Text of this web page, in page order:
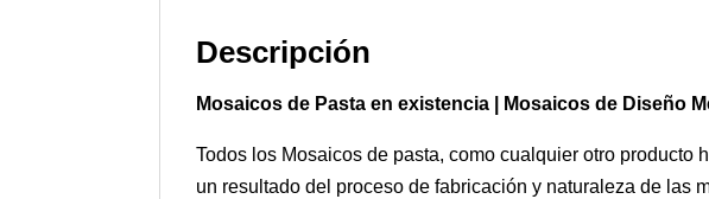
Descripción
Mosaicos de Pasta en existencia | Mosaicos de Diseño
Todos los Mosaicos de pasta, como cualquier otro
un resultado del proceso de fabricación y naturaleza de las